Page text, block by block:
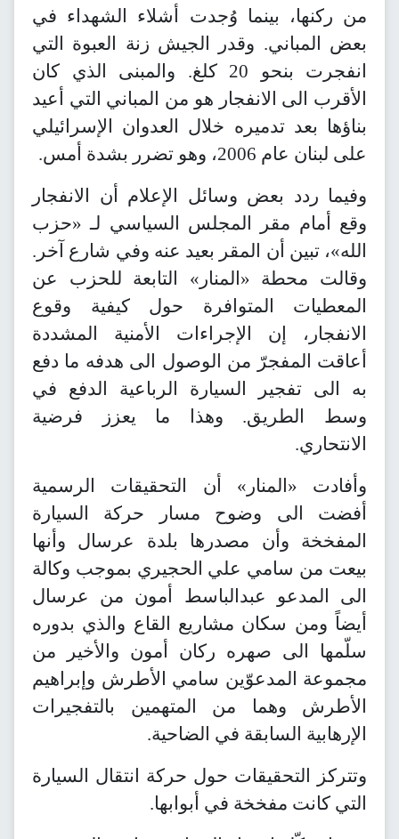
من ركنها، بينما وُجدت أشلاء الشهداء في
بعض المباني. وقدر الجيش زنة العبوة التي
انفجرت بنحو 20 كلغ. والمبنى الذي كان
الأقرب الى الانفجار هو من المباني التي أعيد
بناؤها بعد تدميره خلال العدوان الإسرائيلي
على لبنان عام 2006، وهو تضرر بشدة أمس.
وفيما ردد بعض وسائل الإعلام أن الانفجار
وقع أمام مقر المجلس السياسي لـ «حزب
الله»، تبين أن المقر بعيد عنه وفي شارع آخر.
وقالت محطة «المنار» التابعة للحزب عن
المعطيات المتوافرة حول كيفية وقوع
الانفجار، إن الإجراءات الأمنية المشددة
أعاقت المفجرّ من الوصول الى هدفه ما دفع
به الى تفجير السيارة الرباعية الدفع في
وسط الطريق. وهذا ما يعزز فرضية
الانتحاري.
وأفادت «المنار» أن التحقيقات الرسمية
أفضت الى وضوح مسار حركة السيارة
المفخخة وأن مصدرها بلدة عرسال وأنها
بيعت من سامي علي الحجيري بموجب وكالة
الى المدعو عبدالباسط أمون من عرسال
أيضاً ومن سكان مشاريع القاع والذي بدوره
سلّمها الى صهره ركان أمون والأخير من
مجموعة المدعوّين سامي الأطرش وإبراهيم
الأطرش وهما من المتهمين بالتفجيرات
الإرهابية السابقة في الضاحية.
وتتركز التحقيقات حول حركة انتقال السيارة
التي كانت مفخخة في أبوابها.